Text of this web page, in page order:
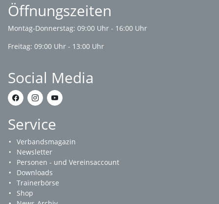
Öffnungszeiten
Montag-Donnerstag: 09:00 Uhr - 16:00 Uhr
Freitag: 09:00 Uhr - 13:00 Uhr
Social Media
Service
Verbandsmagazin
Newsletter
Personen - und Vereinsaccount
Downloads
Trainerbörse
Shop